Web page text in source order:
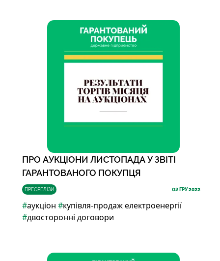
ПРЕСРЕЛІЗИ 02ГРУ 2022
ПРО АУКЦІОНИ ЛИСТОПАДА У ЗВІТІ
ГАРАНТОВАНОГО ПОКУПЦЯ
#аукціон #купівля-продаж електроенергії
#двосторонні договори